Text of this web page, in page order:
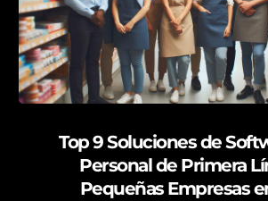
Top 9 Soluciones de
Personal de Primera
Pequeñas Empresas